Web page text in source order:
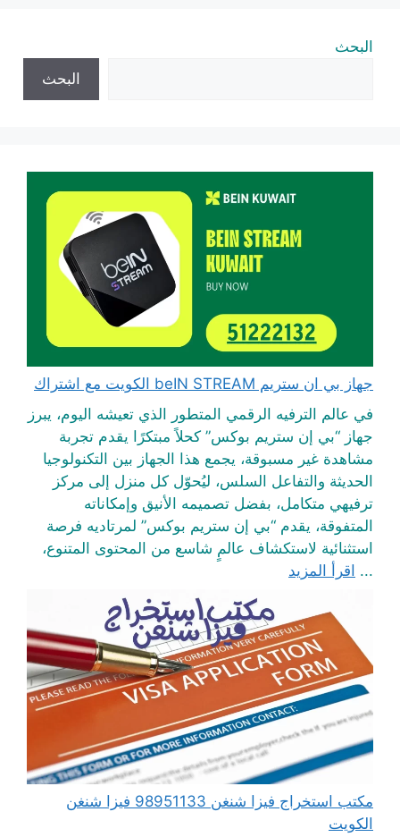
البحث
البحث
جهاز بي ان ستريم beIN STREAM الكويت مع اشتراك
في عالم الترفيه الرقمي المتطور الذي تعيشه اليوم، يبرز
جهاز “بي إن ستريم بوكس” كحلاً مبتكرًا يقدم تجربة
مشاهدة غير مسبوقة، يجمع هذا الجهاز بين التكنولوجيا
الحديثة والتفاعل السلس، ليُحوّل كل منزل إلى مركز
ترفيهي متكامل، بفضل تصميمه الأنيق وإمكاناته
المتفوقة، يقدم “بي إن ستريم بوكس” لمرتاديه فرصة
استثنائية لاستكشاف عالمٍ شاسع من المحتوى المتنوع،
... اقرأ المزيد
مكتب استخراج فيزا شنغن 98951133 فيزا شنغن
الكويت